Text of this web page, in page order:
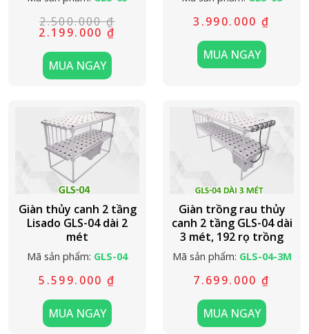
2.500.000₫
Giá
là:
2.500.000 ₫.
2.199.000₫
Giá
tại
là:
2.199.000 ₫.
MUA NGAY
3.990.000₫
MUA NGAY
Giàn thủy canh 2 tầng
Lisado GLS-04 dài 2
mét
Mã sản phẩm: GLS-04
5.599.000₫
MUA NGAY
Giàn trồng rau thủy
canh 2 tầng GLS-04 dài
3 mét, 192 rọ trồng
Mã sản phẩm: GLS-04-3M
7.699.000₫
MUA NGAY